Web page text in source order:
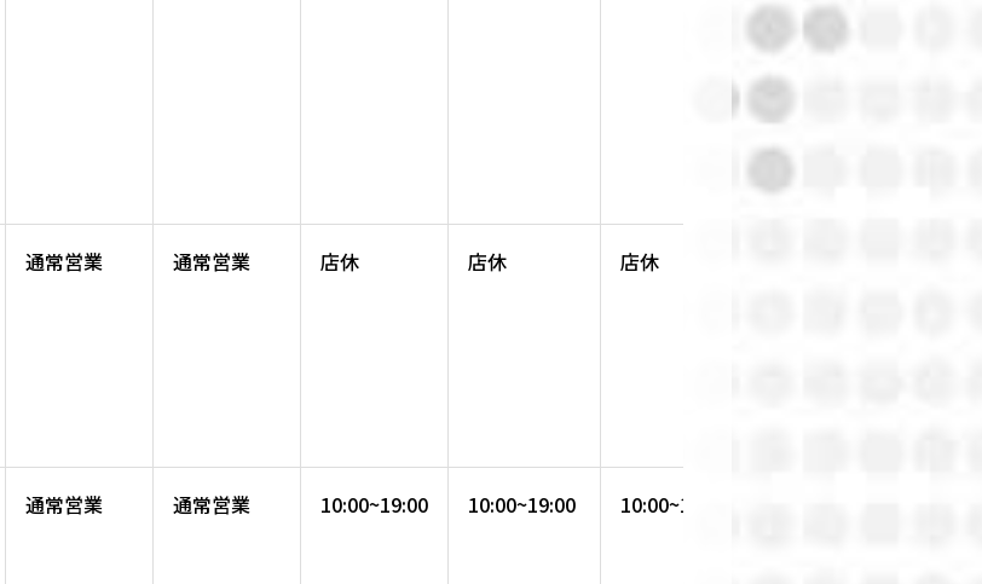
通常営業 通常営業 店休 店休 店休
通常営業 通常営業 10:00~19:00 10:00~19:00 10:00~19:00